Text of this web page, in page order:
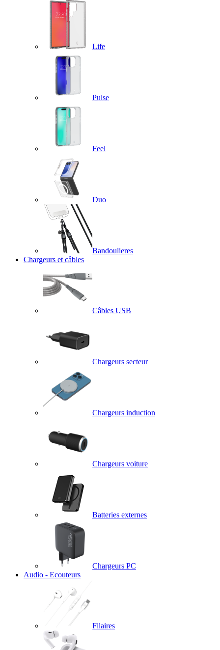
Life
Pulse
Feel
Duo
Bandoulieres
Chargeurs et câbles
Câbles USB
Chargeurs secteur
Chargeurs induction
Chargeurs voiture
Batteries externes
Chargeurs PC
Audio - Ecouteurs
Filaires